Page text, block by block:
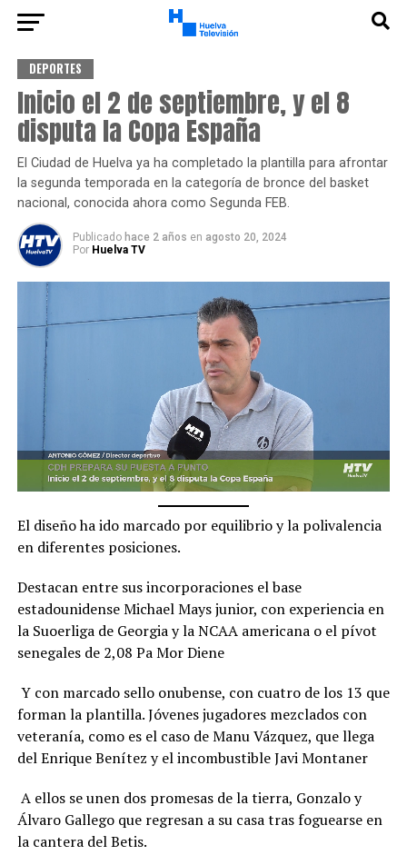
DEPORTES
Inicio el 2 de septiembre, y el 8
disputa la Copa España
El Ciudad de Huelva ya ha completado la plantilla para afrontar
la segunda temporada en la categoría de bronce del basket
nacional, conocida ahora como Segunda FEB.
Publicado hace 2 años en agosto 20, 2024
Por Huelva TV
El diseño ha ido marcado por equilibrio y la polivalencia
en diferentes posiciones.
Destacan entre sus incorporaciones el base
estadounidense Michael Mays junior, con experiencia en
la Suoerliga de Georgia y la NCAA americana o el pívot
senegales de 2,08 Pa Mor Diene
Y con marcado sello onubense, con cuatro de los 13 que
forman la plantilla. Jóvenes jugadores mezclados con
veteranía, como es el caso de Manu Vázquez, que llega
del Enrique Benítez y el incombustible Javi Montaner
A ellos se unen dos promesas de la tierra, Gonzalo y
Álvaro Gallego que regresan a su casa tras foguearse en
la cantera del Betis.